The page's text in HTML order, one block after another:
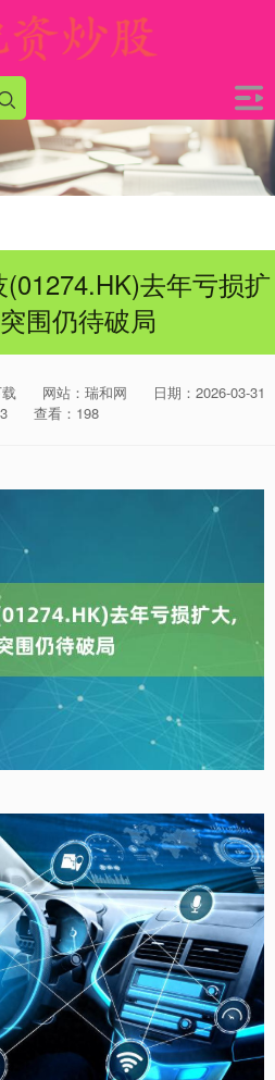
去年亏损扩
围仍待破局
网站：瑞和网
日期：2026-03-31
查看：198